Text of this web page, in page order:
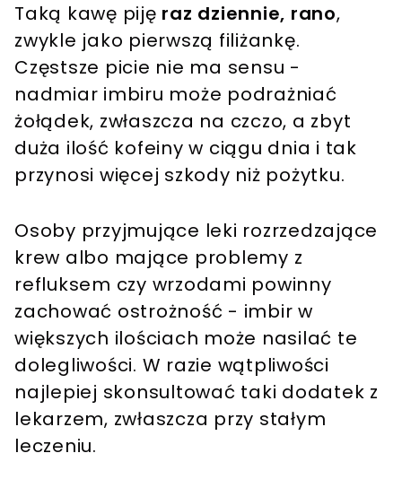
Taką kawę piję raz dziennie, rano,
zwykle jako pierwszą filiżankę.
Częstsze picie nie ma sensu -
nadmiar imbiru może podrażniać
żołądek, zwłaszcza na czczo, a zbyt
duża ilość kofeiny w ciągu dnia i tak
przynosi więcej szkody niż pożytku.
Osoby przyjmujące leki rozrzedzające
krew albo mające problemy z
refluksem czy wrzodami powinny
zachować ostrożność - imbir w
większych ilościach może nasilać te
dolegliwości. W razie wątpliwości
najlepiej skonsultować taki dodatek z
lekarzem, zwłaszcza przy stałym
leczeniu.